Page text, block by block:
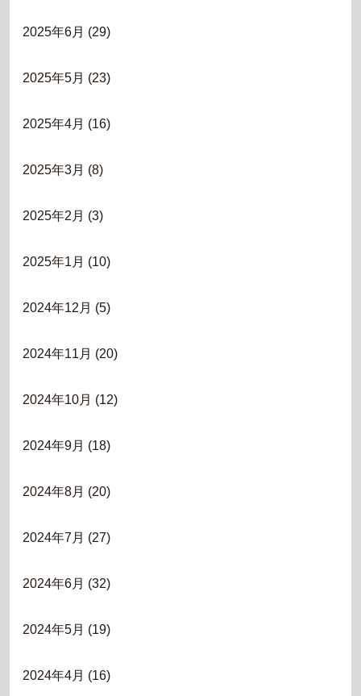
2025年6月 (29)
2025年5月 (23)
2025年4月 (16)
2025年3月 (8)
2025年2月 (3)
2025年1月 (10)
2024年12月 (5)
2024年11月 (20)
2024年10月 (12)
2024年9月 (18)
2024年8月 (20)
2024年7月 (27)
2024年6月 (32)
2024年5月 (19)
2024年4月 (16)